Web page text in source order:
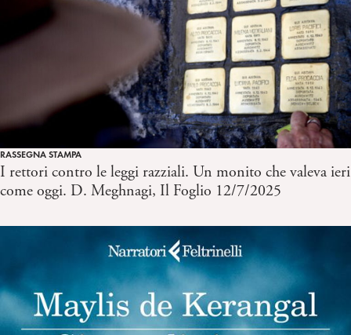
RASSEGNA STAMPA
I rettori contro le leggi razziali. Un monito che valeva ieri
come oggi. D. Meghnagi, Il Foglio 12/7/2025